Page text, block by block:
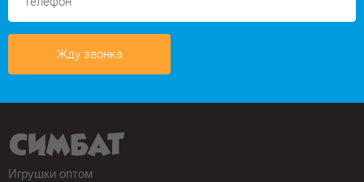
Жду звонка
Игрушки оптом